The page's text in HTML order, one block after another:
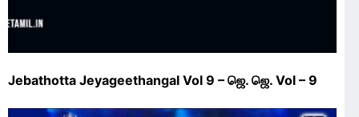
Jebathotta Jeyageethangal Vol 9 – ஜெ. ஜெ. Vol – 9